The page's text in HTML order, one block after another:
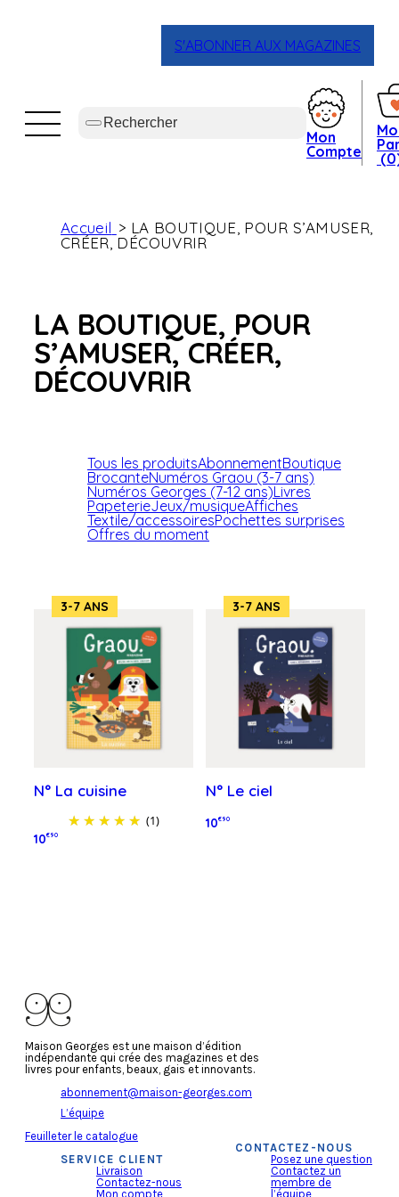
S'ABONNER AUX MAGAZINES
Mon
Compte
Accueil
LA BOUTIQUE, POUR S’AMUSER,
CRÉER, DÉCOUVRIR
LA BOUTIQUE, POUR
S’AMUSER, CRÉER,
DÉCOUVRIR
Tous les produitsAbonnementBoutique
BrocanteNuméros Graou (3-7 ans)
Numéros Georges (7-12 ans)Livres
PapeterieJeux/musiqueAffiches
Textile/accessoiresPochettes surprises
Offres du moment
3-7 ANS
N° La cuisine
(1)
10€90
3-7 ANS
N° Le ciel
10€90
Maison Georges est une maison d’édition
indépendante qui crée des magazines et des
livres pour enfants, beaux, gais et innovants.
abonnement@maison-georges.com
L’équipe
Feuilleter le catalogue
SERVICE CLIENT
Livraison
Contactez-nous
Mon compte
CONTACTEZ-NOUS
Posez une question
Contactez un
membre de
l’équipe